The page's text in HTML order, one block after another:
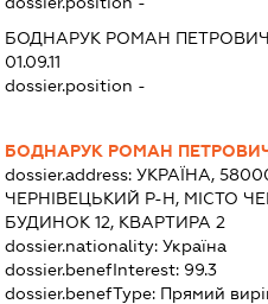
БОДНАРУК РОМАН ПЕТРОВИЧ
01.09.11
dossier.position -
БОДНАРУК РОМАН
dossier.address:УКРАЇНА,
ЧЕРНІВЕЦЬКИЙ Р-Н, МІСТО
БУДИНОК 12, КВАРТИРА 2
dossier.nationality:Україна
dossier.benefInterest: 99.3
dossier.benefType: Прямий